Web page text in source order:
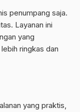
penumpang saja.
Layanan ini
yang
ringkas dan
yang praktis,